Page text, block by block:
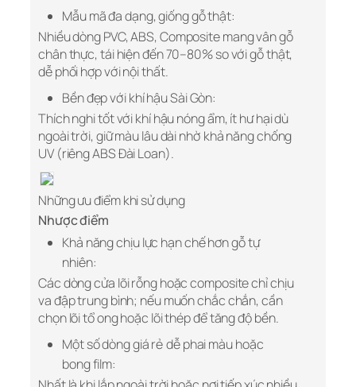
Mẫu mã đa dạng, giống gỗ thật:
Nhiều dòng PVC, ABS, Composite mang vân gỗ
chân thực, tái hiện đến 70–80% so với gỗ thật,
dễ phối hợp với nội thất.
Bền đẹp với khí hậu Sài Gòn:
Thích nghi tốt với khí hậu nóng ẩm, ít hư hại dù
ngoài trời, giữ màu lâu dài nhờ khả năng chống
UV (riêng ABS Đài Loan).
Những ưu điểm khi sử dụng
Nhược điểm
Khả năng chịu lực hạn chế hơn gỗ tự
nhiên:
Các dòng cửa lõi rỗng hoặc composite chỉ chịu
va đập trung bình; nếu muốn chắc chắn, cần
chọn lõi tổ ong hoặc lõi thép để tăng độ bền.
Một số dòng giá rẻ dễ phai màu hoặc
bong film: